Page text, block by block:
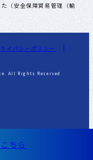
ちら
（安全保障貿易管理（輸
イバシーポリシー
All Rights Reserved.